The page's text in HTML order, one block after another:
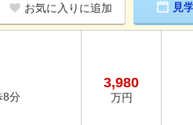
お気に入りに追加 見
8分
3,980
万円